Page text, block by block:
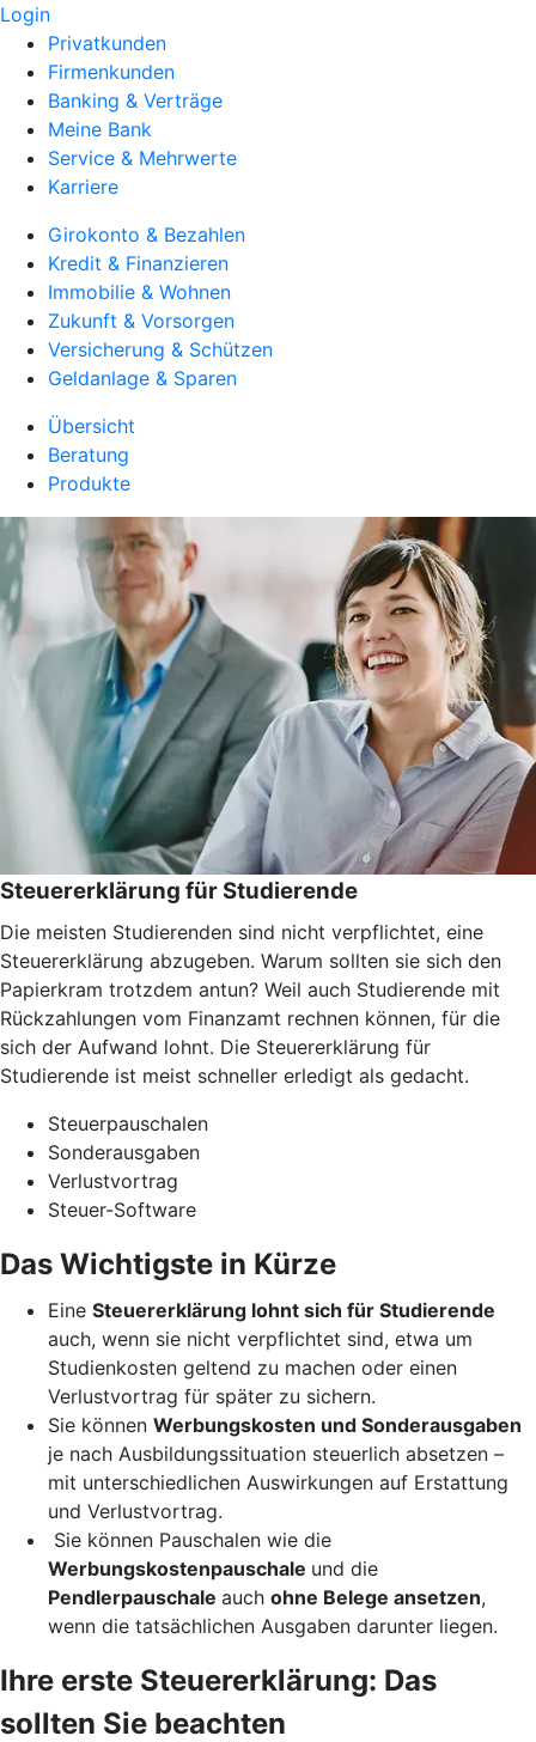
Login
Privatkunden
Firmenkunden
Banking & Verträge
Meine Bank
Service & Mehrwerte
Karriere
Girokonto & Bezahlen
Kredit & Finanzieren
Immobilie & Wohnen
Zukunft & Vorsorgen
Versicherung & Schützen
Geldanlage & Sparen
Übersicht
Beratung
Produkte
Steuererklärung für Studierende
Die meisten Studierenden sind nicht verpflichtet, eine
Steuererklärung abzugeben. Warum sollten sie sich den
Papierkram trotzdem antun? Weil auch Studierende mit
Rückzahlungen vom Finanzamt rechnen können, für die
sich der Aufwand lohnt. Die Steuererklärung für
Studierende ist meist schneller erledigt als gedacht.
Steuerpauschalen
Sonderausgaben
Verlustvortrag
Steuer-Software
Das Wichtigste in Kürze
Eine Steuererklärung lohnt sich für Studierende
auch, wenn sie nicht verpflichtet sind, etwa um
Studienkosten geltend zu machen oder einen
Verlustvortrag für später zu sichern.
Sie können Werbungskosten und Sonderausgaben
je nach Ausbildungssituation steuerlich absetzen –
mit unterschiedlichen Auswirkungen auf Erstattung
und Verlustvortrag.
Sie können Pauschalen wie die
Werbungskostenpauschale und die
Pendlerpauschale auch ohne Belege ansetzen,
wenn die tatsächlichen Ausgaben darunter liegen.
Ihre erste Steuererklärung: Das
sollten Sie beachten